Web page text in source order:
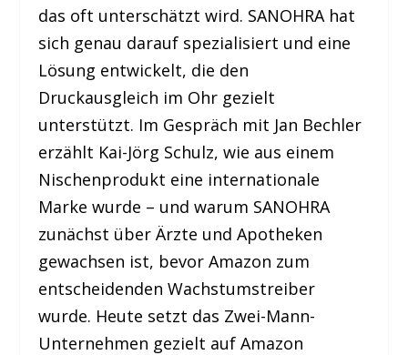
das oft unterschätzt wird. SANOHRA hat
sich genau darauf spezialisiert und eine
Lösung entwickelt, die den
Druckausgleich im Ohr gezielt
unterstützt. Im Gespräch mit Jan Bechler
erzählt Kai-Jörg Schulz, wie aus einem
Nischenprodukt eine internationale
Marke wurde – und warum SANOHRA
zunächst über Ärzte und Apotheken
gewachsen ist, bevor Amazon zum
entscheidenden Wachstumstreiber
wurde. Heute setzt das Zwei-Mann-
Unternehmen gezielt auf Amazon